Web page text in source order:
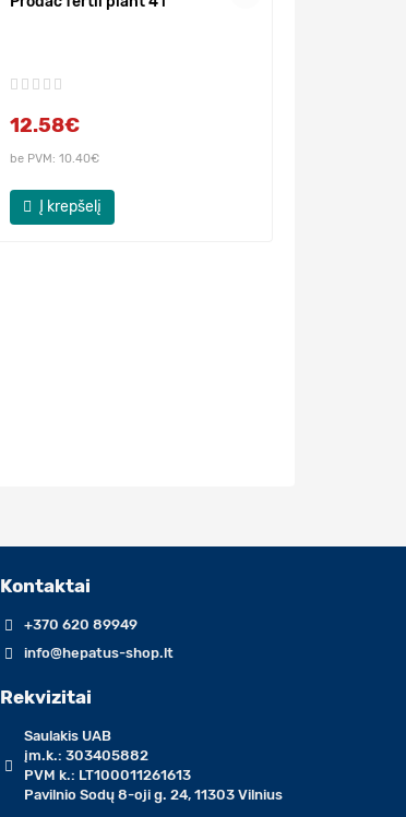
12.58€
be PVM: 10.40€
Į krepšelį
Kontaktai
+370 620 89949
info@hepatus-shop.lt
Rekvizitai
Saulakis UAB
įm.k.: 303405882
PVM k.: LT100011261613
Pavilnio Sodų 8-oji g. 24, 11303 Vilnius